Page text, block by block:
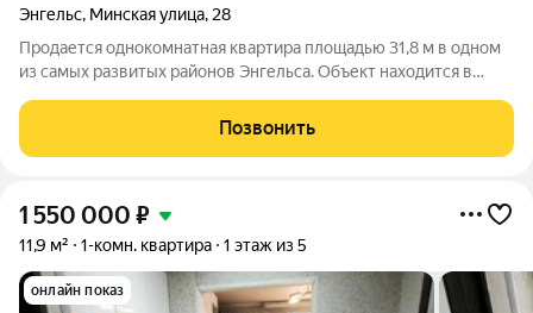
Энгельс, Минская улица, 28
Продается однокомнатная квартира площадью 31,8 м в одном
из самых развитых районов Энгельса. Объект находится в
ремонт, установлены пластиковые окна и практичные
натяжные потолки во всех
Позвонить
1 550 000 ₽
11,9 м² 1-комн. квартира 1 этаж из 5
онлайн показ